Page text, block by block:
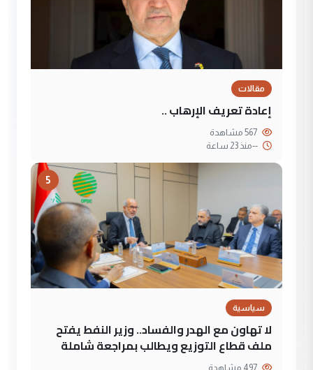
مقالات
إعادة تعريف الإرهاب ..
--منذ 23 ساعة
5
سياسية
لا تهاون مع الهدر والفساد.. وزير النفط يفتح
ملف قطاع التوزيع ويطالب بمراجعة شاملة